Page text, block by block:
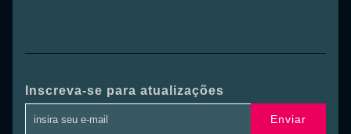
Inscreva-se para atualizações
Enviar